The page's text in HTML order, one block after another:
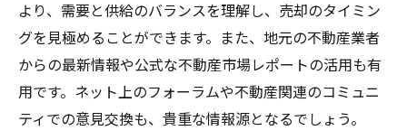
イント
岡崎市での中古物件の売却成功例
岡崎市特有の不動産取引の文化と慣習
岡崎市の不動産市場における需要と供給の
より、需要と供給のバランスを理解し、売却のタイミン
グを見極めることができます。また、地元の不動産業者
からの最新情報や公式な不動産市場レポートの活用も有
用です。ネット上のフォーラムや不動産関連のコミュニ
ティでの意見交換も、貴重な情報源となるでしょう。